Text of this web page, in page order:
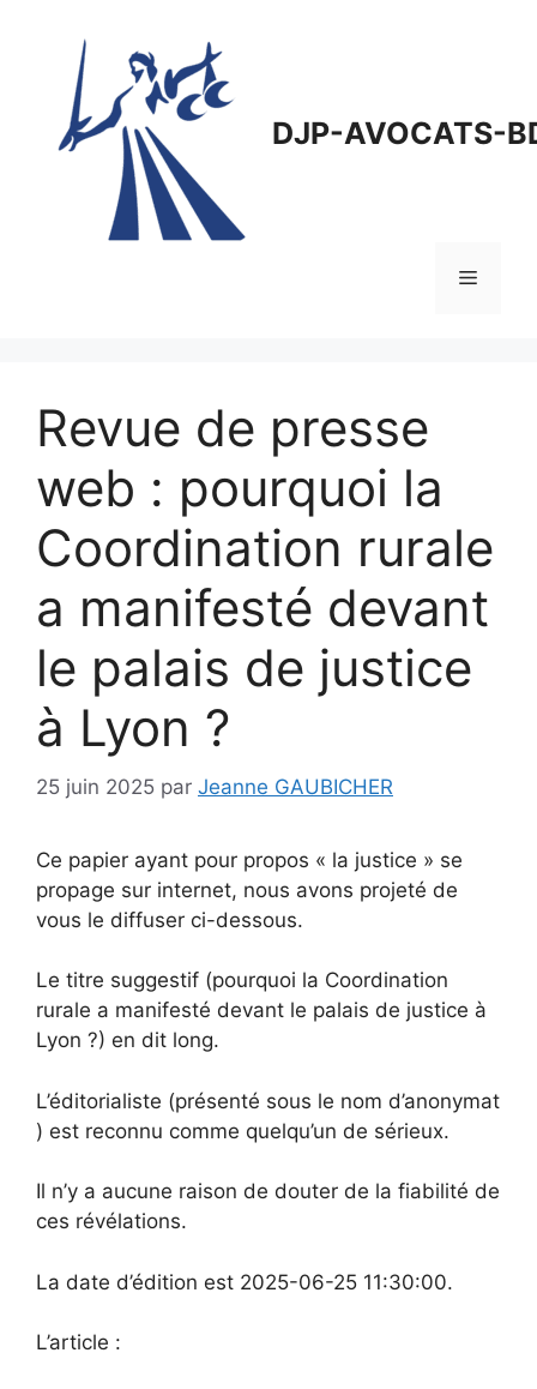
DJP-AVOCATS-
Menu
Revue de presse
web : pourquoi la
Coordination rurale
a manifesté devant
le palais de justice
à Lyon ?
25 juin 2025 par Jeanne GAUBICHER
Ce papier ayant pour propos « la justice » se
propage sur internet, nous avons projeté de
vous le diffuser ci-dessous.
Le titre suggestif (pourquoi la Coordination
rurale a manifesté devant le palais de justice à
Lyon ?) en dit long.
L’éditorialiste (présenté sous le nom d’anonymat
) est reconnu comme quelqu’un de sérieux.
Il n’y a aucune raison de douter de la fiabilité de
ces révélations.
La date d’édition est 2025-06-25 11:30:00.
L’article :